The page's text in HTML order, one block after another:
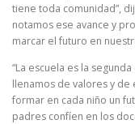
tiene toda comunidad”,
notamos ese avance y
marcar el futuro en
“La escuela es la
llenamos de valores y de
formar en cada niño un
padres confíen en los